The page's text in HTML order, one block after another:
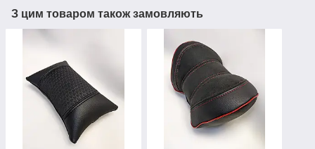
З цим товаром також замовляють